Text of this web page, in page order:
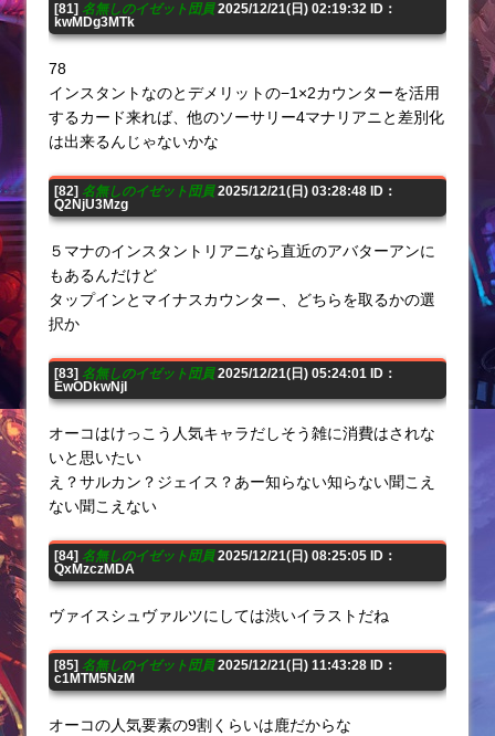
[81] 名無しのイゼット団員2025/12/21(日) 02:19:32 ID：
kwMDg3MTk
78
インスタントなのとデメリットの−1×2カウンターを活用
するカード来れば、他のソーサリー4マナリアニと差別化
は出来るんじゃないかな
[82] 名無しのイゼット団員2025/12/21(日) 03:28:48 ID：
Q2NjU3Mzg
５マナのインスタントリアニなら直近のアバターアンに
もあるんだけど
タップインとマイナスカウンター、どちらを取るかの選
択か
[83] 名無しのイゼット団員2025/12/21(日) 05:24:01 ID：
EwODkwNjI
オーコはけっこう人気キャラだしそう雑に消費はされな
いと思いたい
え？サルカン？ジェイス？あー知らない知らない聞こえ
ない聞こえない
[84] 名無しのイゼット団員2025/12/21(日) 08:25:05 ID：
QxMzczMDA
ヴァイスシュヴァルツにしては渋いイラストだね
[85] 名無しのイゼット団員2025/12/21(日) 11:43:28 ID：
c1MTM5NzM
オーコの人気要素の9割くらいは鹿だからな